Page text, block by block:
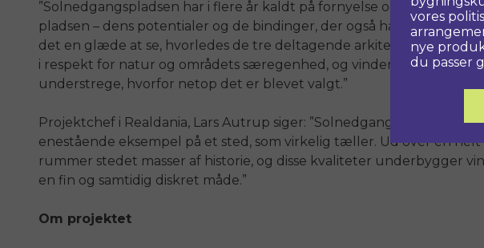
”Solnedgangspladsen har i flere år kaldt på fornyelse og en
pladsen – dens potentialer og de bindinger, der også har ligget for
det en glæde at se, hvorledes de tre deltagende arkitektfirmaer har
i respekt for natur og områdets særegenhed, og vinderprojektets
understrege, hvorfor netop det er blevet valgt.”
Projektchef i Realdania, Lars Autrup siger: ”Solnedgangspladsen i
enestående eksempel på et sted, som virkelig tæller. Ud over en
rummer stedet masser af historie, og disse kvaliteter underbygger
en fin og samtidig diskret måde.”
Om projektet
vores
nye
du passer